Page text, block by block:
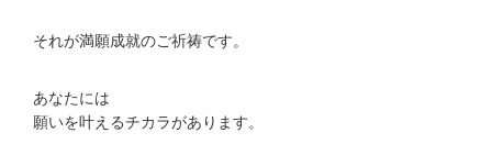
それが満願成就のご祈祷です。
あなたには
願いを叶えるチカラがあります。